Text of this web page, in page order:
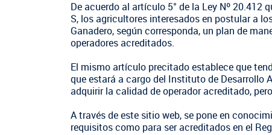
Registro nacional SIRSD-S
Nómina consultores de Riego
Registro Ley 19.862
Oficina virtual de atención ciudadana
Indicadores de Gestión
Programa desarrollo local - Prodesal
Servicio de Asesoría Técnica - SAT
Programa de Alianzas Productivas
Crédito Corto Plazo
Ver todos los Programas
Turismo Rural
SIPAN
Coquimbo
Valparaíso
Seminarios
Biblioteca
Contacto de Prensa
Suscríbase a nuestras noticias
De acuerdo al artículo 5° de la Ley Nº
S, los agricultores interesados en postular a
Ganadero, según corresponda, un plan de
operadores acreditados.
El mismo artículo precitado establece que
que estará a cargo del Instituto de Desarrollo
adquirir la calidad de operador acreditado,
A través de este sitio web, se pone en
requisitos como para ser acreditados en el